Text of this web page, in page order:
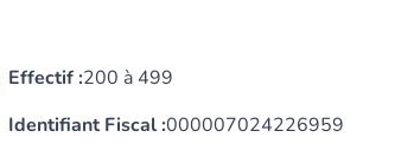
Effectif :200 à 499
Identifiant Fiscal :000007024226959